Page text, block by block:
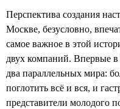
Перспектива создания
Москве, безусловно,
самое важное в этой
двух компаний. Впервые в
два параллельных мира:
поглотить всё и вся, и
представители молодого